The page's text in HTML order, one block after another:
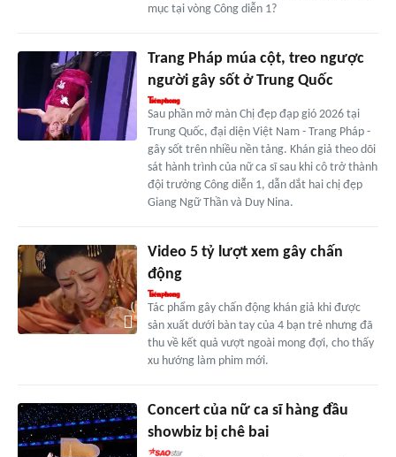
mục tại vòng Công diễn 1?
Trang Pháp múa cột, treo ngược
người gây sốt ở Trung Quốc
Sau phần mở màn Chị đẹp đạp gió 2026 tại
Trung Quốc, đại diện Việt Nam - Trang Pháp -
gây sốt trên nhiều nền tảng. Khán giả theo dõi
sát hành trình của nữ ca sĩ sau khi cô trở thành
đội trưởng Công diễn 1, dẫn dắt hai chị đẹp
Giang Ngữ Thần và Duy Nina.
Video 5 tỷ lượt xem gây chấn
động
Tác phẩm gây chấn động khán giả khi được
sản xuất dưới bàn tay của 4 bạn trẻ nhưng đã
thu về kết quả vượt ngoài mong đợi, cho thấy
xu hướng làm phim mới.
Concert của nữ ca sĩ hàng đầu
showbiz bị chê bai